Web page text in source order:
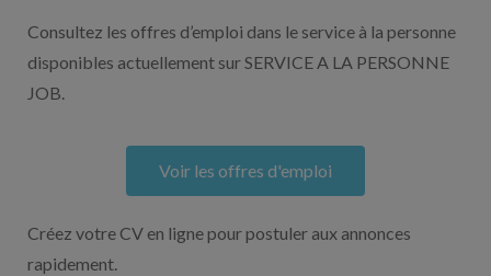
Consultez les offres d’emploi dans le service à la personne
disponibles actuellement sur SERVICE A LA PERSONNE
JOB.
Voir les offres d'emploi
Créez votre CV en ligne pour postuler aux annonces
rapidement.